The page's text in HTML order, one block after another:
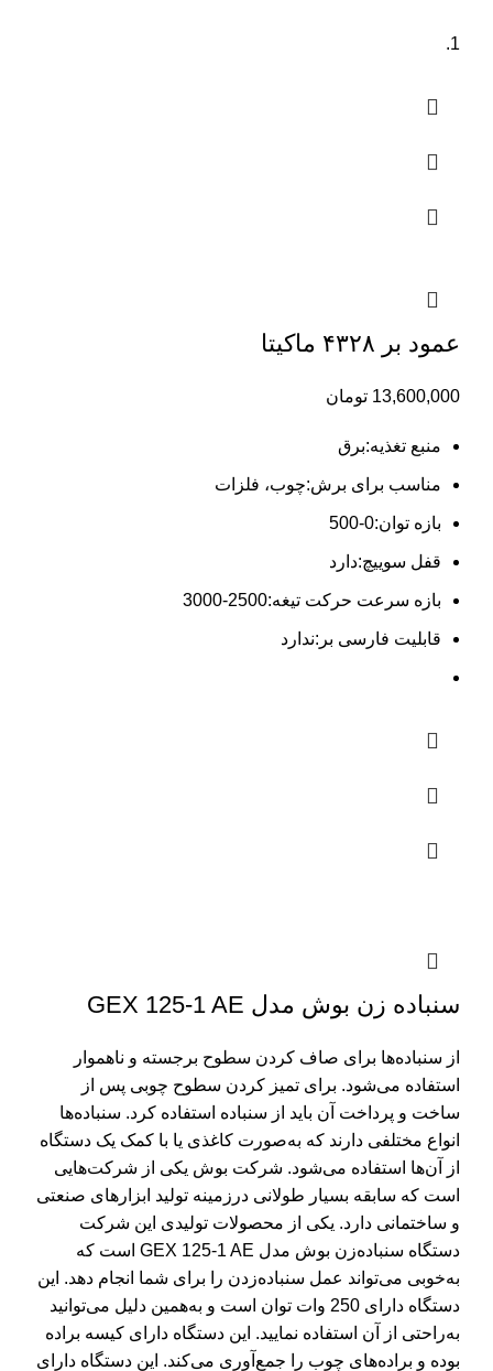
عمود بر ۴۳۲۸ ماکیتا
13,600,000 تومان
منبع تغذیه:برق
مناسب برای برش:چوب، فلزات
بازه توان:0-500
قفل سوییچ:دارد
بازه سرعت حرکت تیغه:2500-3000
قابلیت فارسی بر:ندارد
سنباده زن بوش مدل GEX 125-1 AE
از سنباده‌ها برای صاف کردن سطوح برجسته و ناهموار
استفاده می‌شود. برای تمیز کردن سطوح چوبی پس از
ساخت و پرداخت آن باید از سنباده استفاده کرد. سنباده‌ها
انواع مختلفی دارند که به‌صورت کاغذی یا با کمک یک دستگاه
از آن‌ها استفاده می‌شود. شرکت بوش یکی از شرکت‌هایی
است که سابقه بسیار طولانی درزمینه تولید ابزارهای صنعتی
و ساختمانی دارد. یکی از محصولات تولیدی این شرکت
دستگاه سنباده‌زن بوش مدل GEX 125-1 AE است که
به‌خوبی می‌تواند عمل سنباده‌زدن را برای شما انجام دهد. این
دستگاه دارای 250 وات توان است و به‌همین دلیل می‌توانید
به‌راحتی از آن استفاده نمایید. این دستگاه دارای کیسه براده
بوده و براده‌های چوب را جمع‌آوری می‌کند. این دستگاه دارای